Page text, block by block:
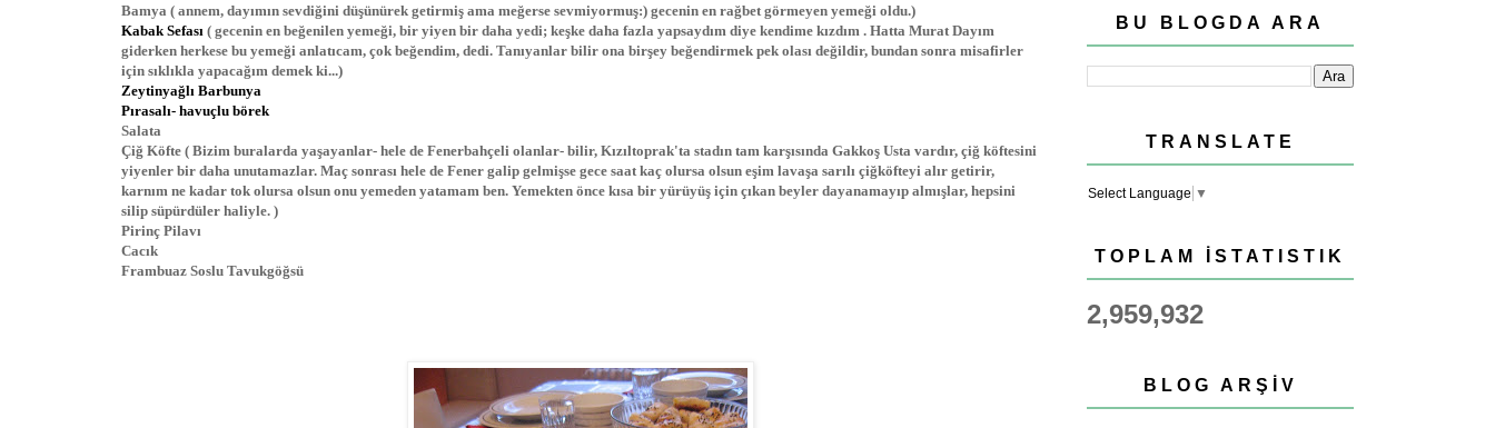
Bamya ( annem, dayımın sevdiğini düşünürek getirmiş ama meğerse sevmiyormuş:) gecenin en rağbet görmeyen yemeği oldu.)
Kabak Sefası ( gecenin en beğenilen yemeği, bir yiyen bir daha yedi; keşke daha fazla yapsaydım diye kendime kızdım . Hatta Murat Dayım
giderken herkese bu yemeği anlatıcam, çok beğendim, dedi. Tanıyanlar bilir ona birşey beğendirmek pek olası değildir, bundan sonra misafirler
için sıklıkla yapacağım demek ki...)
Zeytinyağlı Barbunya
Pırasalı- havuçlu börek
Salata
Çiğ Köfte ( Bizim buralarda yaşayanlar- hele de Fenerbahçeli olanlar- bilir, Kızıltoprak'ta stadın tam karşısında Gakkoş Usta vardır, çiğ köftesini
yiyenler bir daha unutamazlar. Maç sonrası hele de Fener galip gelmişse gece saat kaç olursa olsun eşim lavaşa sarılı çiğköfteyi alır getirir,
karnım ne kadar tok olursa olsun onu yemeden yatamam ben. Yemekten önce kısa bir yürüyüş için çıkan beyler dayanamayıp almışlar, hepsini
silip süpürdüler haliyle. )
Pirinç Pilavı
Cacık
Frambuaz Soslu Tavukgöğsü
BU BLOGDA ARA
TRANSLATE
Select Language ▼
TOPLAM İSTATISTIK
2,959,932
BLOG ARŞIV